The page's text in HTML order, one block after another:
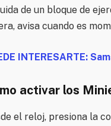
de un bloque de
avisa cuando es
INTERESARTE:
activar los
el reloj, presiona la